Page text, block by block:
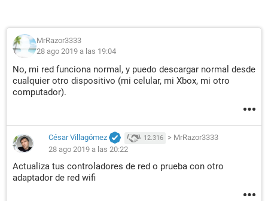
MrRazor3333
28 ago 2019 a las 19:04
No, mi red funciona normal, y puedo descargar normal desde
cualquier otro dispositivo (mi celular, mi Xbox, mi otro
computador).
César Villagómez 12.316 > MrRazor3333
28 ago 2019 a las 20:22
Actualiza tus controladores de red o prueba con otro
adaptador de red wifi